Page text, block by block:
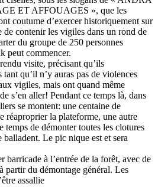
ET AFFOUAGES », que les
coutume d’exercer historiquement sur
de contenir les vigiles dans un rond de
du groupe de 250 personnes
peut commencer.
visite, précisant qu’ils
tant qu’il n’y auras pas de violences
vigiles, mais ont quand même
s’en aller! Pendant ce temps là, dans
se montent: une centaine de
réaproprier la plateforme, une autre
temps de démonter toutes les clotures
balladent. Le pic nique est et sera
barricade à l’entrée de la forêt, avec de
partir du démontage général. Les
assallie